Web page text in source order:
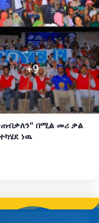
በሚል መሪ ቃል
ነዉ